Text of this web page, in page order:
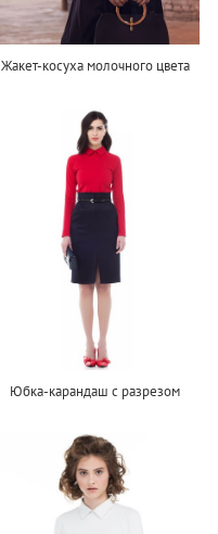
Жакет-косуха молочного цвета
Юбка-карандаш с разрезом